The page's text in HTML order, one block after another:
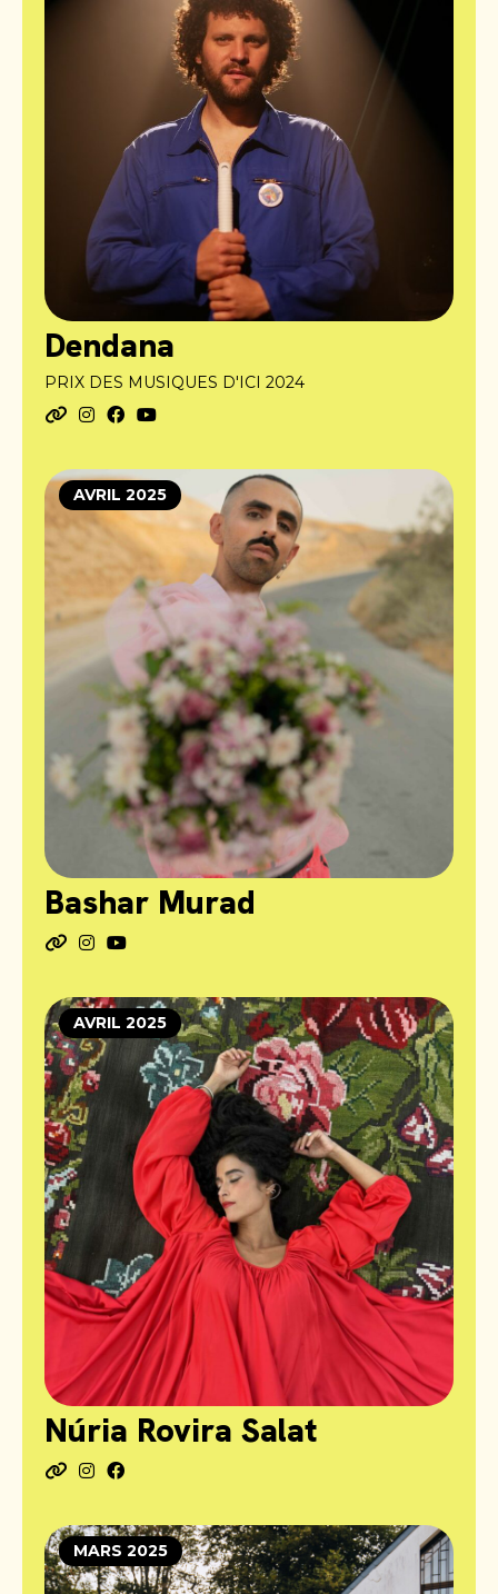
Dendana
PRIX DES MUSIQUES D'ICI 2024
Bashar Murad
AVRIL 2025
Núria Rovira Salat
AVRIL 2025
MARS 2025